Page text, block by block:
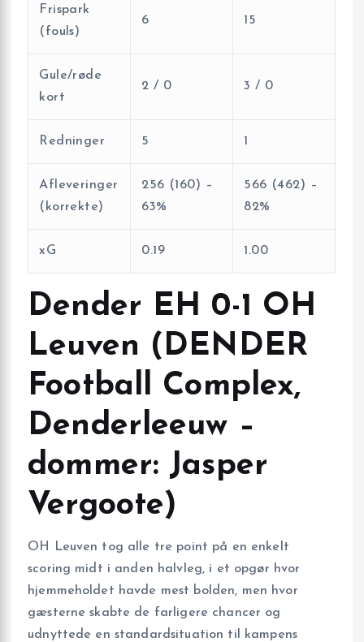
Frispark
(fouls)
6 15
Gule/røde
kort
2 / 0 3 / 0
Redninger 5 1
Afleveringer
(korrekte)
256 (160) –
63%
566 (462) –
82%
xG 0.19 1.00
Dender EH 0-1 OH
Leuven (DENDER
Football Complex,
Denderleeuw –
dommer: Jasper
Vergoote)
OH Leuven tog alle tre point på en enkelt
scoring midt i anden halvleg, i et opgør hvor
hjemmeholdet havde mest bolden, men hvor
gæsterne skabte de farligere chancer og
udnyttede en standardsituation til kampens